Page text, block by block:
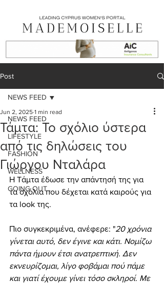
Post
NEWS FEED
LIFESTYLE
FASHION
WELLNESS
GOING OUT
NEWS FEED
Τάμτα: Το σχόλιο ύστερα
από τις δηλώσεις του
Γιώργου Νταλάρα
Jun 2, 2025 1 min read
Η Tάμτα έδωσε την απάντησή της για
τα σχόλια που δέχεται κατά καιρούς για
τα look της.
Πιο συγκεκριμένα, ανέφερε: "20 χρόνια
γίνεται αυτό, δεν έγινε και κάτι. Νομίζω
πάντα ήμουν έτσι ανατρεπτική. Δεν
εκνευρίζομαι, λίγο φοβάμαι πού πάμε
και γιατί έχουμε γίνει τόσο σκληροί. Με